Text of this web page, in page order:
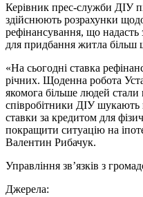
Керівник прес-служби ДІУ
здійснюють розрахунки
рефінансування, що надасть
для придбання житла більш
«На сьогодні ставка
річних. Щоденна робота
якомога більше людей
співробітники ДІУ шукають
ставки за кредитом для
покращити ситуацію на
Валентин Рибачук.
Управління зв’язків з
Джерела: